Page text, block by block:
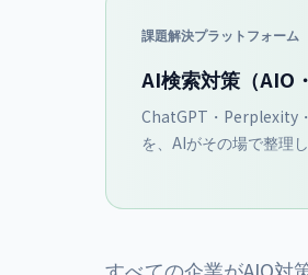
課題解決プラットフォーム
AI検索対策（AIO
ChatGPT・Perplexity
を、AIがその場で整理し